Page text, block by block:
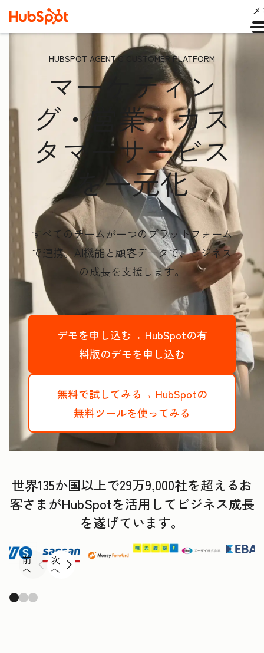
HUBSPOT AGENTIC CUSTOMER PLATFORM
マーケティン
グ・営業・カス
タマーサービス
を一元化
すべてのチームが一つのプラットフォーム
で連携。AI機能と顧客データで、ビジネス
の成長を支援します。
デモを申し込む→ HubSpotの有
料版のデモを申し込む
無料で試してみる→ HubSpotの
無料ツールを使ってみる
世界135か国以上で29万9,000社を超えるお
客さまがHubSpotを活用してビジネス成長
を遂げています。
前
へ
次
へ